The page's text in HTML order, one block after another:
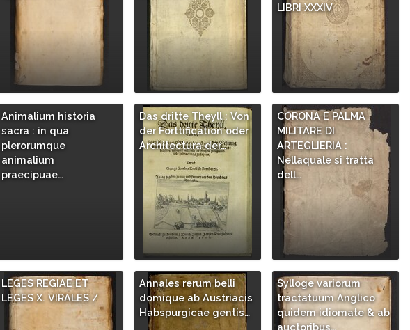
LIBRI XXXIV
Animalium historia
sacra : in qua
plerorumque
animalium
praecipuae…
Das dritte Theyll : Von
der Forttification oder
Architectura der…
CORONA E PALMA
MILITARE DI
ARTEGLIERIA :
Nellaquale si tratta
dell…
LEGES REGIAE ET
LEGES X. VIRALES /
Annales rerum belli
domique ab Austriacis
Habspurgicae gentis…
Sylloge variorum
tractatuum Anglico
quidem idiomate & ab
auctoribus…